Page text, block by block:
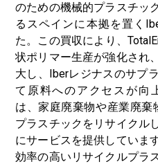
のための機械的プラスチッ
るスペインに本拠を置く
た。この買収により、
状ポリマー生産が強化され
大し、Iberレジナスのサプ
て原料へのアクセスが向
は、家庭廃棄物や産業廃棄
プラスチックをリサイクル
にサービスを提供していま
効率の高いリサイクルプラ